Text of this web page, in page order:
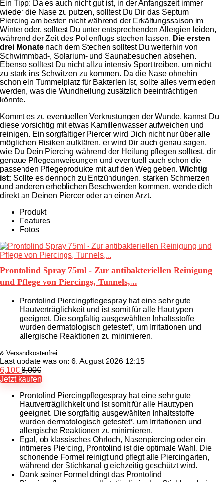
Ein Tipp: Da es auch nicht gut ist, in der Anfangszeit immer
wieder die Nase zu putzen, solltest Du Dir das Septum
Piercing am besten nicht während der Erkältungssaison im
Winter oder, solltest Du unter entsprechenden Allergien leiden,
während der Zeit des Pollenflugs stechen lassen. Die ersten
drei Monate nach dem Stechen solltest Du weiterhin von
Schwimmbad-, Solarium- und Saunabesuchen absehen.
Ebenso solltest Du nicht allzu intensiv Sport treiben, um nicht
zu stark ins Schwitzen zu kommen. Da die Nase ohnehin
schon ein Tummelplatz für Bakterien ist, sollte alles vermieden
werden, was die Wundheilung zusätzlich beeinträchtigen
könnte.
Kommt es zu eventuellen Verkrustungen der Wunde, kannst Du
diese vorsichtig mit etwas Kamillenwasser aufweichen und
reinigen. Ein sorgfältiger Piercer wird Dich nicht nur über alle
möglichen Risiken aufklären, er wird Dir auch genau sagen,
wie Du Dein Piercing während der Heilung pflegen solltest, dir
genaue Pflegeanweisungen und eventuell auch schon die
passenden Pflegeprodukte mit auf den Weg geben. Wichtig
ist: Sollte es dennoch zu Entzündungen, starken Schmerzen
und anderen erheblichen Beschwerden kommen, wende dich
direkt an Deinen Piercer oder an einen Arzt.
Produkt
Features
Fotos
Prontolind Spray 75ml - Zur antibakteriellen Reinigung
und Pflege von Piercings, Tunnels,...
Prontolind Piercingpflegespray hat eine sehr gute
Hautverträglichkeit und ist somit für alle Hauttypen
geeignet. Die sorgfältig ausgewählten Inhaltsstoffe
wurden dermatologisch getestet*, um Irritationen und
allergische Reaktionen zu minimieren.
& Versandkostenfrei
Last update was on: 6. August 2026 12:15
6,10€ 8,00€
Jetzt kaufen
Prontolind Piercingpflegespray hat eine sehr gute
Hautverträglichkeit und ist somit für alle Hauttypen
geeignet. Die sorgfältig ausgewählten Inhaltsstoffe
wurden dermatologisch getestet*, um Irritationen und
allergische Reaktionen zu minimieren.
Egal, ob klassisches Ohrloch, Nasenpiercing oder ein
intimeres Piercing, Prontolind ist die optimale Wahl. Die
schonende Formel reinigt und pflegt alle Piercingarten,
während der Stichkanal gleichzeitig geschützt wird.
Dank seiner Formel dringt das Prontolind